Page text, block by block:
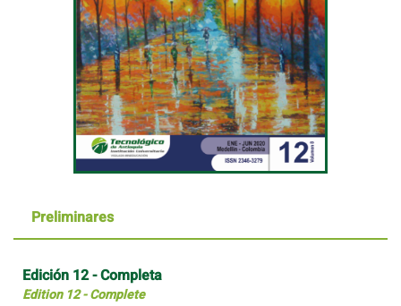
Preliminares
Edición 12 - Completa
Edition 12 - Complete